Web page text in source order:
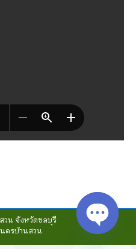
วน จังหวัดชลบุรี
ครบ้านสวน